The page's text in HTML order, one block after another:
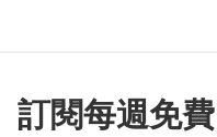
訂閱每週免